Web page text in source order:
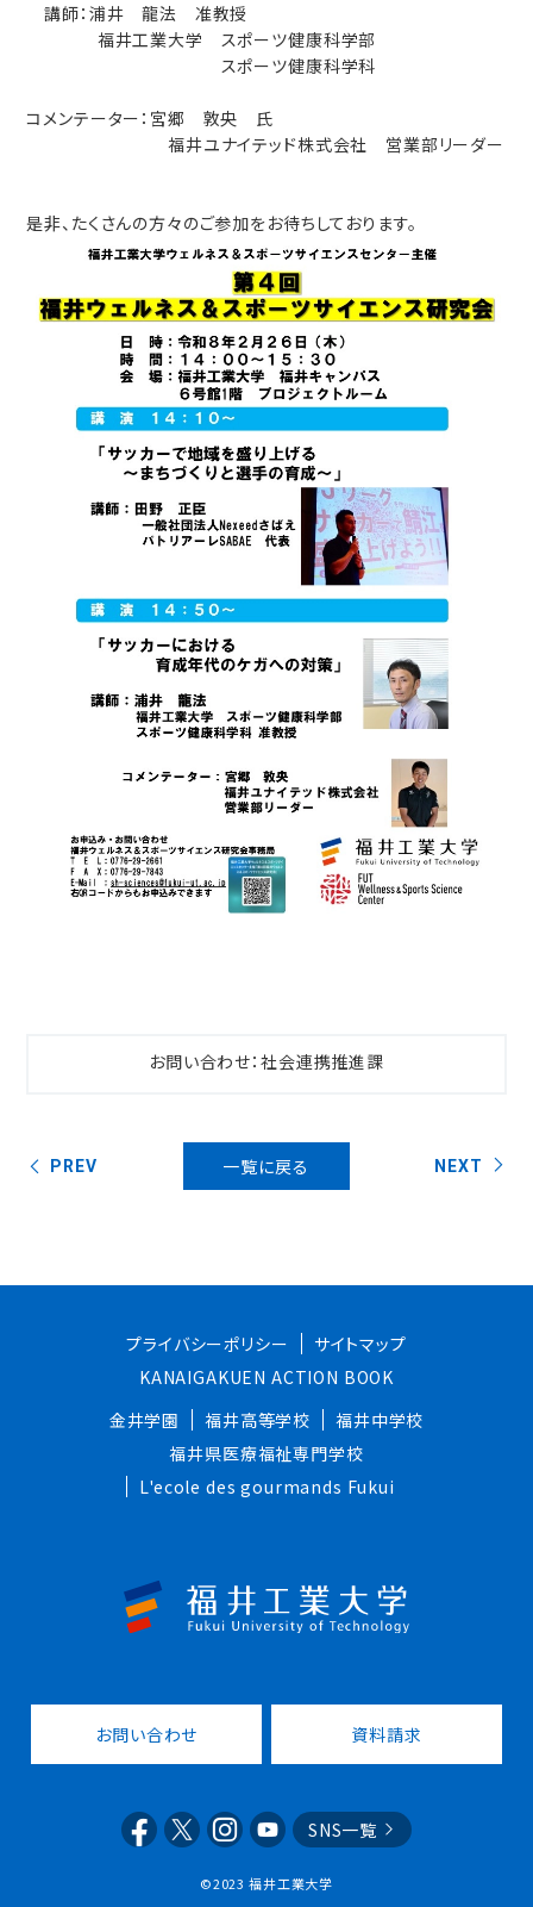
講師：浦井 龍法 准教授
福井工業大学 スポーツ健康科学部
スポーツ健康科学科
コメンテーター：宮郷 敦央 氏
福井ユナイテッド株式会社 営業部リーダー
是非、たくさんの方々のご参加をお待ちしております。
お問い合わせ：社会連携推進課
PREV 一覧に戻る NEXT
プライバシーポリシー
サイトマップ
KANAIGAKUEN ACTION BOOK
金井学園
福井高等学校
福井中学校
福井県医療福祉専門学校
L'ecole des gourmands Fukui
お問い合わせ 資料請求
SNS一覧
©2023 福井工業大学